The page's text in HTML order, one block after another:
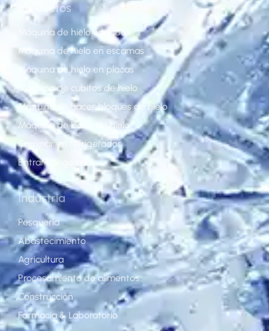
Productos
Máquina de hielo en tubos
Máquina de hielo en escamas
Máquina de hielo en placas
Máquina de cubitos de hielo
Máquina de hacer bloques de hielo
Máquina de bolas de hielo
Caminar en refrigerador
Entrar congelado
Industria
Pesquería
Abastecimiento
Agricultura
Procesamiento de alimentos
Construcción
Farmacia & Laboratorio